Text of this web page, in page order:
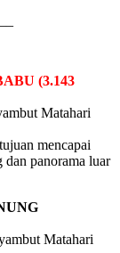
(3.143
Matahari
mencapai
dan panorama luar
Matahari